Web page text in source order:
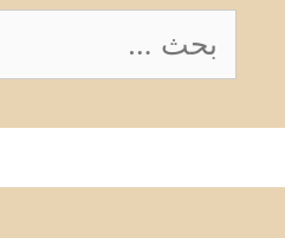
البحث
عن: